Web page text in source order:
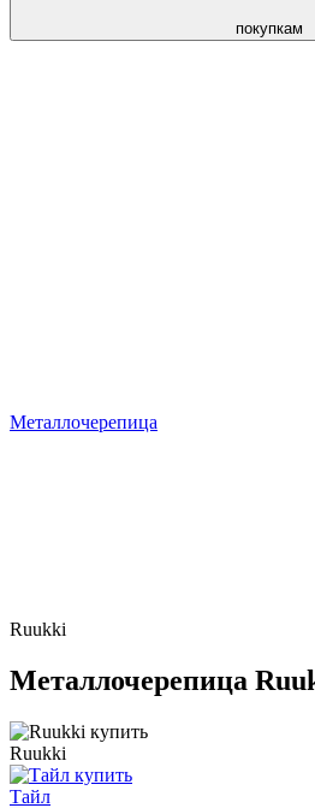
покупкам
Металлочерепица
Ruukki
Металлочерепица
Ruukki
Тайл